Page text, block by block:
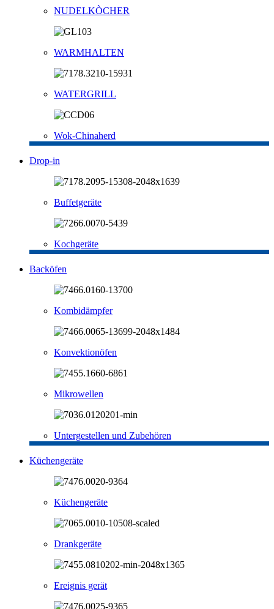
NUDELKÒCHER
WARMHALTEN
WATERGRILL
Wok-Chinaherd
Drop-in
Buffetgeräte
Kochgeräte
Backöfen
Kombidämpfer
Konvektionöfen
Mikrowellen
Untergestellen und Zubehören
Küchengeräte
Küchengeräte
Drankgeräte
Ereignis gerät